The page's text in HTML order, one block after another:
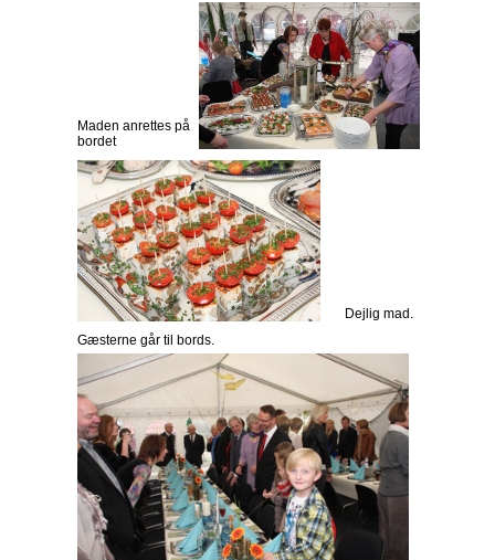
Maden anrettes på
bordet
Dejlig mad.
Gæsterne går til bords.